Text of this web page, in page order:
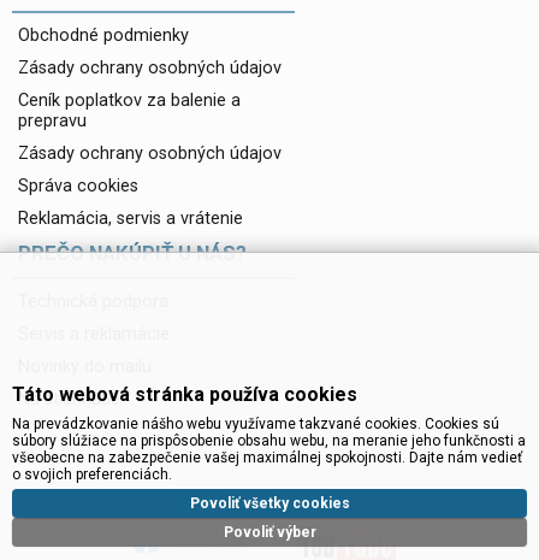
Obchodné podmienky
Zásady ochrany osobných údajov
Ceník poplatkov za balenie a
prepravu
Zásady ochrany osobných údajov
Správa cookies
Reklamácia, servis a vrátenie
PREČO NAKÚPIŤ U NÁS?
Na stiahnutie
Táto webová stránka používa cookies
Na prevádzkovanie nášho webu využívame takzvané cookies. Cookies sú
súbory slúžiace na prispôsobenie obsahu webu, na meranie jeho funkčnosti a
všeobecne na zabezpečenie vašej maximálnej spokojnosti. Dajte nám vedieť
o svojich preferenciách.
Povoliť výber
Povoliť všetky cookies